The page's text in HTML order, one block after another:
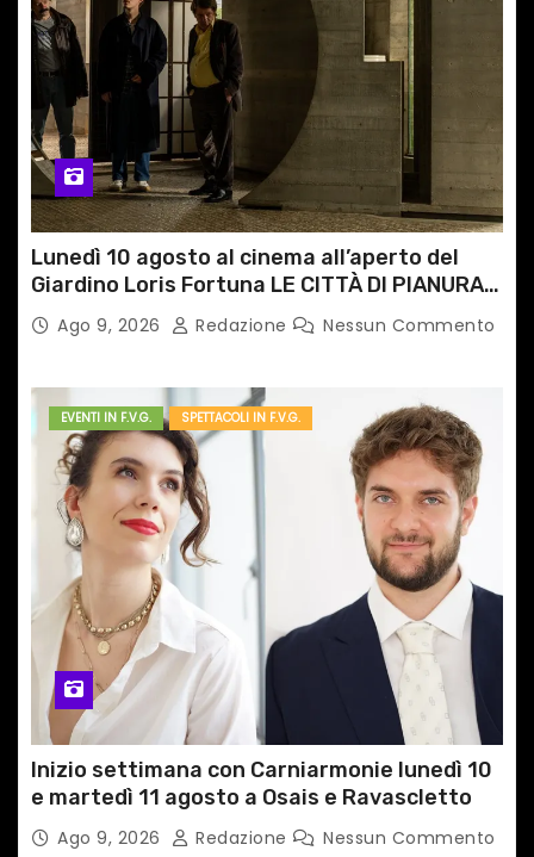
t
i
c
o
l
i
Lunedì 10 agosto al cinema all’aperto del
Giardino Loris Fortuna LE CITTÀ DI PIANURA,
il caso cinematografico dell’anno!
Ago 9, 2026 Redazione Nessun Commento
EVENTI IN F.V.G. SPETTACOLI IN F.V.G.
Inizio settimana con Carniarmonie lunedì 10
e martedì 11 agosto a Osais e Ravascletto
Ago 9, 2026 Redazione Nessun Commento